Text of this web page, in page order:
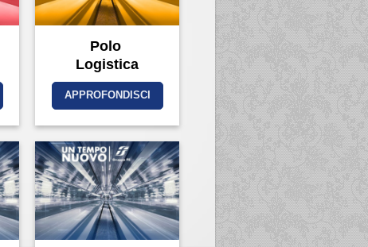
Polo
Logistica
APPROFONDISCI